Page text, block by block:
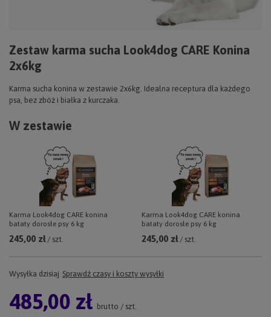
Zestaw karma sucha Look4dog CARE Konina
2x6kg
Karma sucha konina w zestawie 2x6kg. Idealna receptura dla każdego
psa, bez zbóż i białka z kurczaka.
W zestawie
Karma Look4dog CARE konina
bataty dorosłe psy 6 kg
245,00 zł/ szt.
Karma Look4dog CARE konina
bataty dorosłe psy 6 kg
245,00 zł/ szt.
Wysyłka dzisiaj Sprawdź czasy i koszty wysyłki
485,00 zł brutto / szt.